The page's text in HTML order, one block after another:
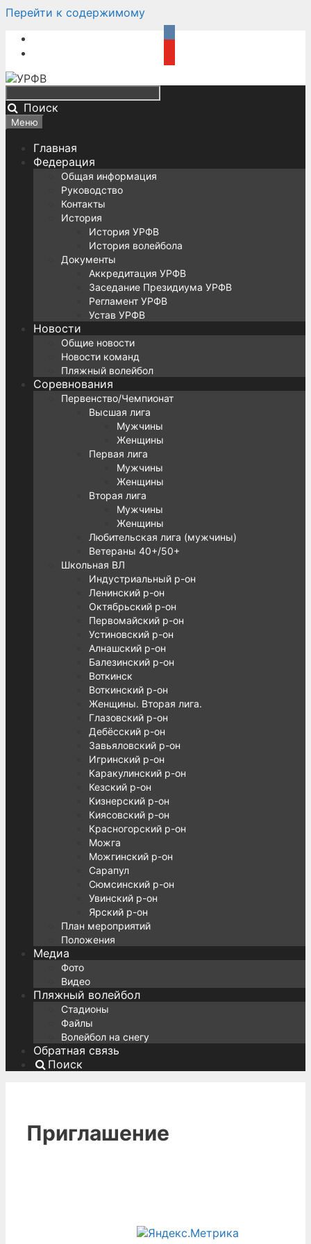
Перейти к содержимому
Поиск
Меню
Главная
Федерация
Общая информация
Руководство
Контакты
История
История УРФВ
История волейбола
Документы
Аккредитация УРФВ
Заседание Президиума УРФВ
Регламент УРФВ
Устав УРФВ
Новости
Общие новости
Новости команд
Пляжный волейбол
Соревнования
Первенство/Чемпионат
Высшая лига
Мужчины
Женщины
Первая лига
Мужчины
Женщины
Вторая лига
Мужчины
Женщины
Любительская лига (мужчины)
Ветераны 40+/50+
Школьная ВЛ
Индустриальный р-он
Ленинский р-он
Октябрьский р-он
Первомайский р-он
Устиновский р-он
Алнашский р-он
Балезинский р-он
Воткинск
Воткинский р-он
Женщины. Вторая лига.
Глазовский р-он
Дебёсский р-он
Завьяловский р-он
Игринский р-он
Каракулинский р-он
Кезский р-он
Кизнерский р-он
Киясовский р-он
Красногорский р-он
Можга
Можгинский р-он
Сарапул
Сюмсинский р-он
Увинский р-он
Ярский р-он
План мероприятий
Положения
Медиа
Фото
Видео
Пляжный волейбол
Стадионы
Файлы
Волейбол на снегу
Обратная связь
Поиск
Приглашение